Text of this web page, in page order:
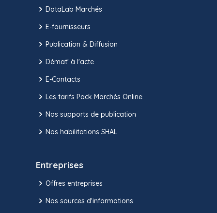
DataLab Marchés
E-fournisseurs
Publication & Diffusion
Démat' à l'acte
E-Contacts
Les tarifs Pack Marchés Online
Nos supports de publication
Nos habilitations SHAL
Entreprises
Offres entreprises
Nos sources d'informations